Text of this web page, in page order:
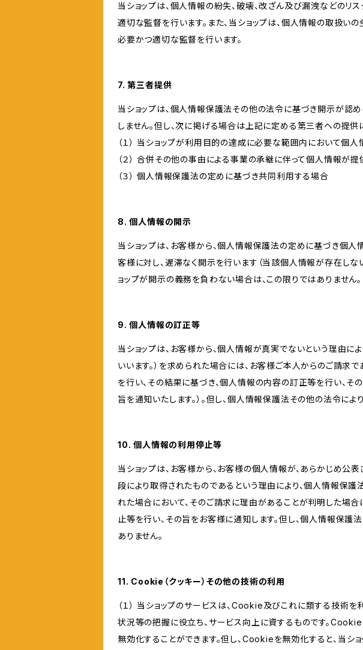
当ショップは、個人情報の紛失、破壊、改ざん及び漏洩などのリ
適切な監督を行います。また、当ショップは、個人情報の取扱
必要かつ適切な監督を行います。
7. 第三者提供
当ショップは、個人情報保護法その他の法令に基づき開示が認
しません。但し、次に掲げる場合は上記に定める第三者への提供
（１） 当ショップが利用目的の達成に必要な範囲内において
（２） 合併その他の事由による事業の承継に伴って個人情報が
（３） 個人情報保護法の定めに基づき共同利用する場合
8. 個人情報の開示
当ショップは、お客様から、個人情報保護法の定めに基づき個
客様に対し、遅滞なく開示を行います（当該個人情報が存在しな
ョップが開示の義務を負わない場合は、この限りではありません。
9. 個人情報の訂正等
当ショップは、お客様から、個人情報が真実でないという理由に
いいます。）を求められた場合には、お客様ご本人からのご請
を行い、その結果に基づき、個人情報の内容の訂正等を行い、
旨を通知いたします。）。但し、個人情報保護法その他の法令に
10. 個人情報の利用停止等
当ショップは、お客様から、お客様の個人情報が、あらかじめ
段により取得されたものであるという理由により、個人情報保護
れた場合において、そのご請求に理由があることが判明した場
止等を行い、その旨をお客様に通知します。但し、個人情報保
ありません。
11. Cookie（クッキー）その他の技術の利用
（１） 当ショップのサービスは、Cookie及びこれに類する技術
状況等の把握に役立ち、サービス向上に資するものです。
無効化することができます。但し、Cookieを無効化すると、当